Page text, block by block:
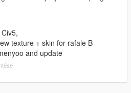
texture + skin for rafale B
and update